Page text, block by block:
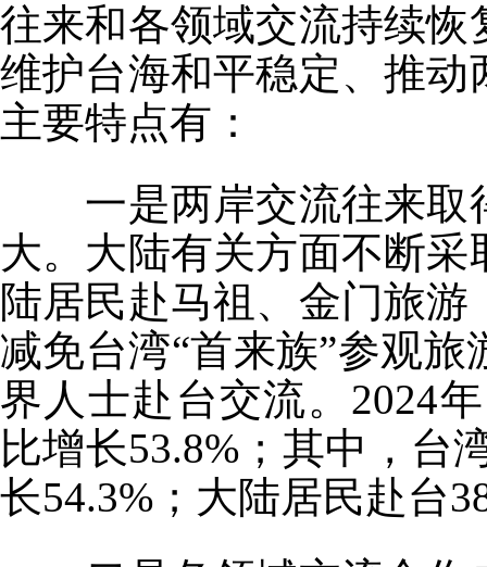
往来和各领域交流持续
维护台海和平稳定、推
主要特点有：
一是两岸交流往来取
大。大陆有关方面不断
陆居民赴马祖、金门旅
减免台湾“首来族”参观
界人士赴台交流。2024
比增长53.8%；其中，台
长54.3%；大陆居民赴台